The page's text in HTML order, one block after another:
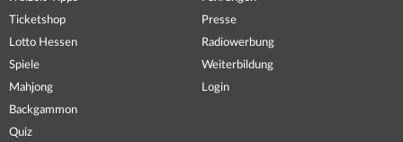
Ticketshop
Lotto Hessen
Spiele
Mahjong
Backgammon
Quiz
Presse
Radiowerbung
Weiterbildung
Login